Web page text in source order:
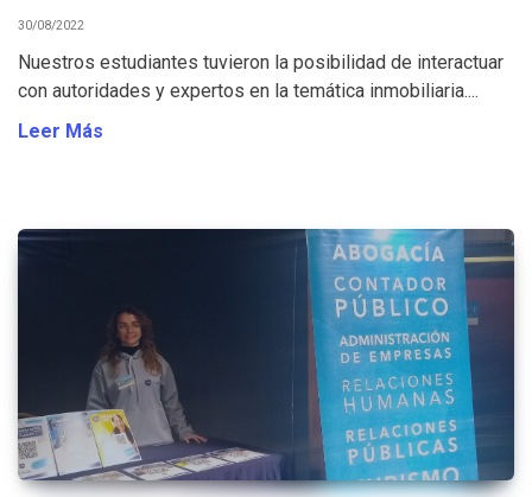
30/08/2022
Nuestros estudiantes tuvieron la posibilidad de interactuar
con autoridades y expertos en la temática inmobiliaria....
Leer Más